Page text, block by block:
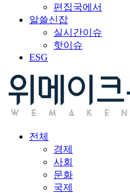
편집국에서
알쓸신잡
실시간이슈
핫이슈
ESG
전체
경제
사회
문화
국제